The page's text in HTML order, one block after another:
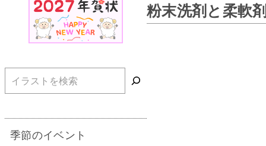
粉末洗剤と柔軟
検索
季節のイベント